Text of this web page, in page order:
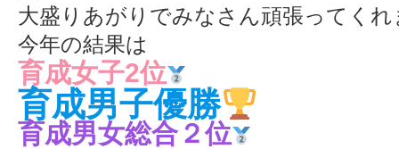
大盛りあがりでみなさん頑張ってく
今年の結果は
育成女子2位
育成男子優勝
育成男女総合２位